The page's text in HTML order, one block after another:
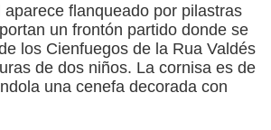
aparece flanqueado por pilastras
un frontón partido donde se
los Cienfuegos de la Rua Valdés
de dos niños. La cornisa es de
una cenefa decorada con